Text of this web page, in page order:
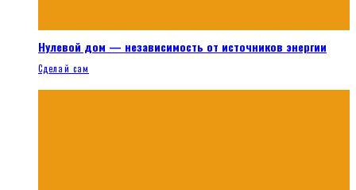
Нулевой дом — независимость от источников энергии
Сделай сам